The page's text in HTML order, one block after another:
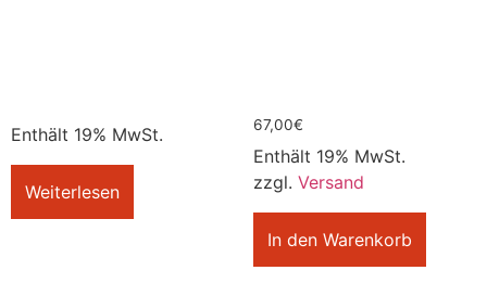
Enthält 19% MwSt.
Weiterlesen
67,00€
Enthält 19% MwSt.
zzgl. Versand
In den Warenkorb